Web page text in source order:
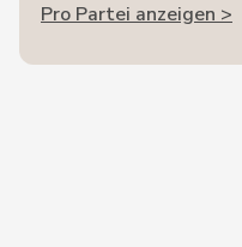
Pro Partei anzeigen >